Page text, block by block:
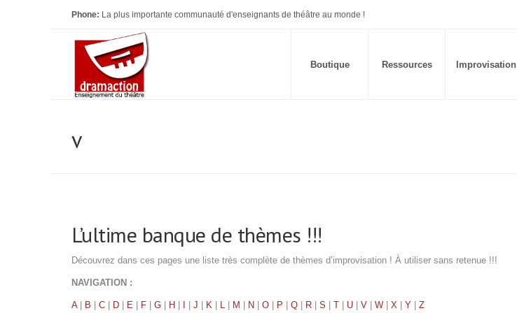
Phone: La plus importante communauté d'enseignants de théâtre au monde !
Boutique Ressources Improvisation
v
L’ultime banque de thèmes !!!
Découvrez dans ces pages une liste très complète de thèmes d’improvisation ! À utiliser sans retenue !!!
NAVIGATION :
A| B C D E F G H J K L M N O P Q R S T U V W X Y Z